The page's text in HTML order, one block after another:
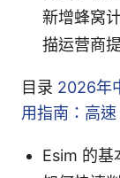
新增蜂窝
描运营商
目录 2026年
用指南：高
Esim 的基